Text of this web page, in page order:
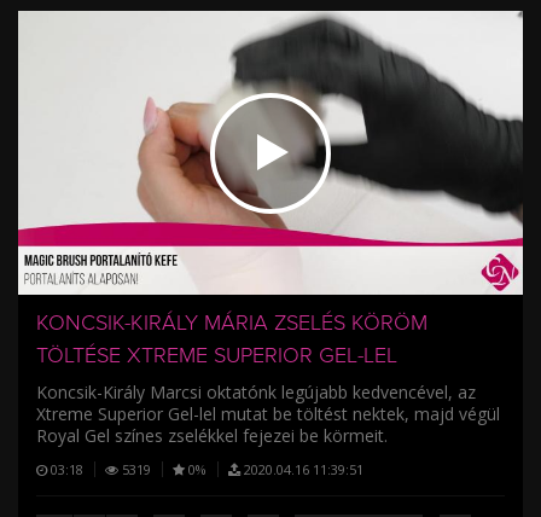
/
KONCSIK-KIRÁLY MÁRIA ZSELÉS KÖRÖM
TÖLTÉSE XTREME SUPERIOR GEL-LEL
Koncsik-Király Marcsi oktatónk legújabb kedvencével, az
Xtreme Superior Gel-lel mutat be töltést nektek, majd végül
Royal Gel színes zselékkel fejezei be körmeit.
03:18 5319 0% 2020.04.16 11:39:51